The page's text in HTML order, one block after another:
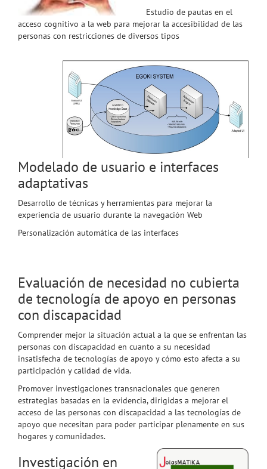
Estudio de pautas en el
acceso cognitivo a la web para mejorar la accesibilidad de las
personas con restricciones de diversos tipos
Modelado de usuario e interfaces
adaptativas
Desarrollo de técnicas y herramientas para mejorar la
experiencia de usuario durante la navegación Web
Personalización automática de las interfaces
Evaluación de necesidad no cubierta
de tecnología de apoyo en personas
con discapacidad
Comprender mejor la situación actual a la que se enfrentan las
personas con discapacidad en cuanto a su necesidad
insatisfecha de tecnologías de apoyo y cómo esto afecta a su
participación y calidad de vida.
Promover investigaciones transnacionales que generen
estrategias basadas en la evidencia, dirigidas a mejorar el
acceso de las personas con discapacidad a las tecnologías de
apoyo que necesitan para poder participar plenamente en sus
hogares y comunidades.
Investigación en